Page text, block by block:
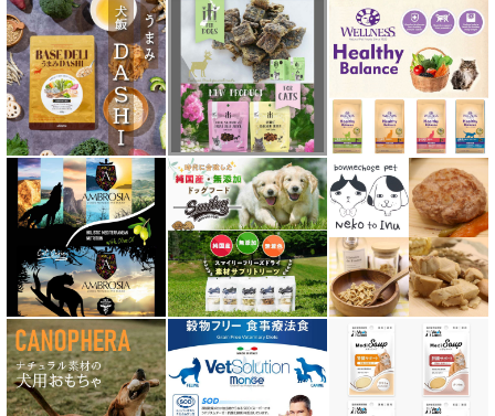
ディアブロ（Deer Blow）
テラカニス TerraCanis
テラフェリス TerraFelis
テラカニス ハーバルヒーローズ
トライバル TRIBAL
ナチュラルコード NATURAL CODE
ナチュラルハーベスト Natural Harvest
Nanki Japan ナンキジャパン